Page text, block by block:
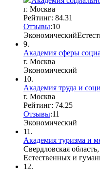
г. Москва
Рейтинг: 84.31
Отзывы:10
Экономический
9.
Академия сферы
г. Москва
Экономический
10.
Академия труда и
г. Москва
Рейтинг: 74.25
Отзывы:11
Экономический
11.
Академия туризма и
Свердловская
Естественных и
12.